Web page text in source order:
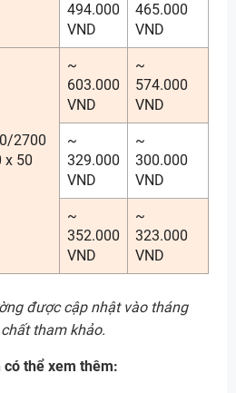
494.000
VND
465.000
VND
2700
x 50
~
603.000
VND
~
574.000
VND
~
329.000
VND
~
300.000
VND
~
352.000
VND
~
323.000
VND
được cập nhật vào tháng
tham khảo.
có thể xem thêm: